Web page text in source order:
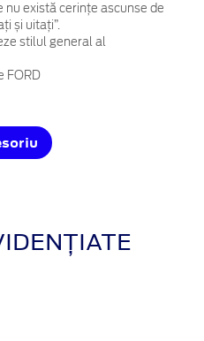
nu există cerințe ascunse de
și uitați”.
stilul general al
FORD